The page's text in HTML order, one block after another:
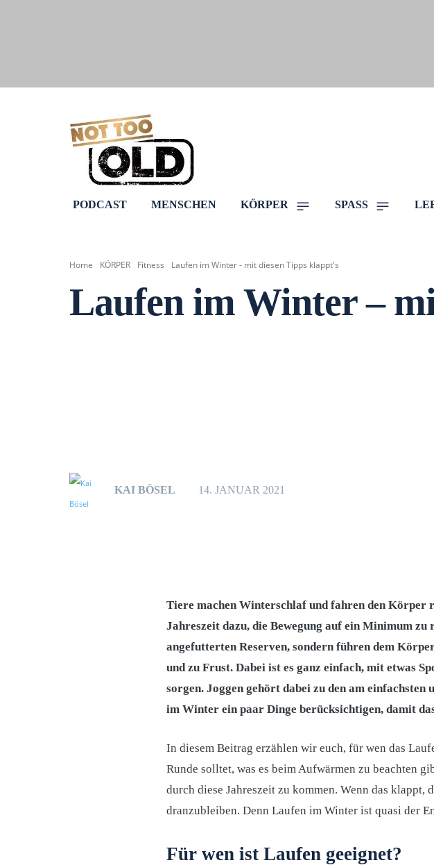
PODCAST MENSCHEN KÖRPER SPASS
Home KÖRPER Fitness Laufen im Winter - mit diesen Tipps klappt's
Laufen im Winter –
KAI BÖSEL 14. JANUAR 2021
Tiere machen Winterschlaf und fahren den Körper
Jahreszeit dazu, die Bewegung auf ein Minimum
angefutterten Reserven, sondern führen dem
und zu Frust. Dabei ist es ganz einfach, mit etwas
sorgen. Joggen gehört dabei zu den am
im Winter ein paar Dinge berücksichtigen, damit
In diesem Beitrag erzählen wir euch, für wen das
Runde solltet, was es beim Aufwärmen zu beachten
durch diese Jahreszeit zu kommen. Wenn das klappt,
dranzubleiben. Denn Laufen im Winter ist quasi der
Für wen ist Laufen geeignet?